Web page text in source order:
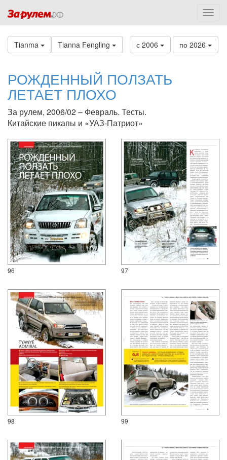
Tianma Tianna Fengling с 2006 по 2026
РОЖДЕННЫЙ ПОЛЗАТЬ
ЛЕТАЕТ ПЛОХО
За рулем, 2006/02 – Февраль. Тесты.
Китайские пикапы и «УАЗ-Патриот»
96 97
98 99